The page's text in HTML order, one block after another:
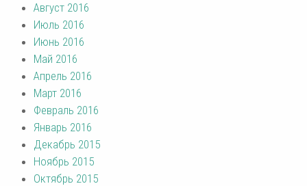
Август 2016
Июль 2016
Июнь 2016
Май 2016
Апрель 2016
Март 2016
Февраль 2016
Январь 2016
Декабрь 2015
Ноябрь 2015
Октябрь 2015